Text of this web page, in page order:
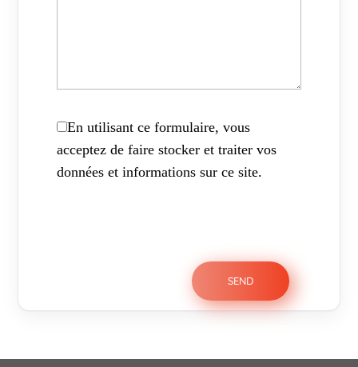
En utilisant ce formulaire, vous
acceptez de faire stocker et traiter vos
données et informations sur ce site.